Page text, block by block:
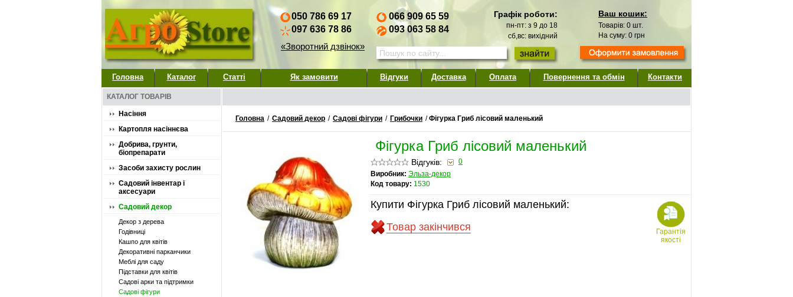
050 786 69 17
097 636 78 86
«Зворотний дзвінок»
066 909 65 59
093 063 58 84
Графік роботи:
пн-пт: з 9 до 18
сб,вс: вихідний
Ваш кошик:
Товарів: 0 шт.
На суму: 0 грн
Головна Каталог Статті Як замовити Відгуки Доставка Оплата Повернення та обмін Контакти
КАТАЛОГ ТОВАРІВ
Насіння
Картопля насіннєва
Добрива, грунти,
біопрепарати
Засоби захисту рослин
Садовий інвентар і
аксесуари
Садовий декор
Декор з дерева
Годівниці
Кашпо для квітів
Декоративні парканчики
Меблі для саду
Підставки для квітів
Садові арки та підтримки
Садові фігури
Головна / Садовий декор / Садові фігури / Грибочки /Фігурка Гриб лісовий маленький
Фігурка Гриб лісовий маленький
Відгуків:
0
Виробник: Эльза-декор
Код товару: 1530
Купити Фігурка Гриб лісовий маленький:
Товар закінчився
Гарантія
якості